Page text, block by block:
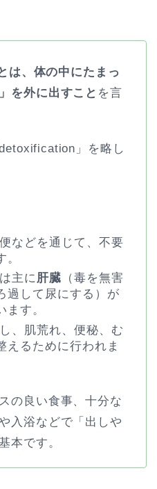
は、体の中にたまっ
を外に出すこと を言
」を略し
などを通じて、不要
主に肝臓 （毒を無害
過して尿にする）が
ます。
、肌荒れ、便秘、む
えるために行われま
の良い食事、十分な
入浴などで「出しや
本です。